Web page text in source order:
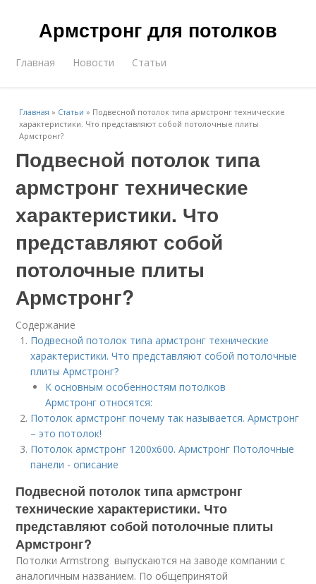
Армстронг для потолков
Главная Новости Статьи
Главная » Статьи » Подвесной потолок типа армстронг технические
характеристики. Что представляют собой потолочные плиты
Армстронг?
Подвесной потолок типа
армстронг технические
характеристики. Что
представляют собой
потолочные плиты
Армстронг?
Содержание
Подвесной потолок типа армстронг технические
характеристики. Что представляют собой потолочные
плиты Армстронг?
К основным особенностям потолков
Армстронг относятся:
Потолок армстронг почему так называется. Армстронг
– это потолок!
Потолок армстронг 1200х600. Армстронг Потолочные
панели - описание
Подвесной потолок типа армстронг
технические характеристики. Что
представляют собой потолочные плиты
Армстронг?
Потолки Armstrong выпускаются на заводе компании с
аналогичным названием. По общепринятой